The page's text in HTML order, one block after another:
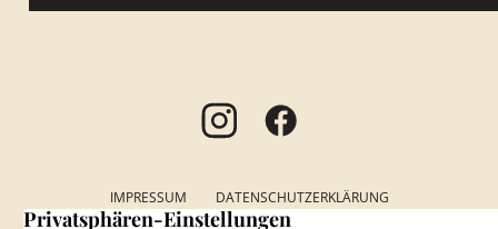
IMPRESSUM DATENSCHUTZERKLÄRUNG